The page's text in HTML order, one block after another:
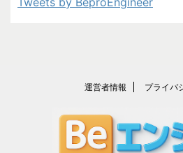
運営者情報 プライバ